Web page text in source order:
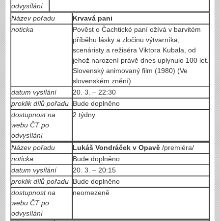
odvysílání
Název pořadu
Krvavá pani
noticka
Pověst o Čachtické paní ožívá v barvitém
příběhu lásky a zločinu výtvarníka,
scenáristy a režiséra Viktora Kubala, od
jehož narození právě dnes uplynulo 100 let.
Slovenský animovaný film (1980) (Ve
slovenském znění)
datum vysílání
20. 3. – 22:30
proklik dílů pořadu Bude doplněno
dostupnost na
webu ČT po
odvysílání
2 týdny
Název pořadu Lukáš Vondráček v Opavě /premiéra/
noticka
Bude doplněno
datum vysílání
20. 3. – 20:15
proklik dílů pořadu Bude doplněno
dostupnost na
webu ČT po
odvysílání
neomezeně